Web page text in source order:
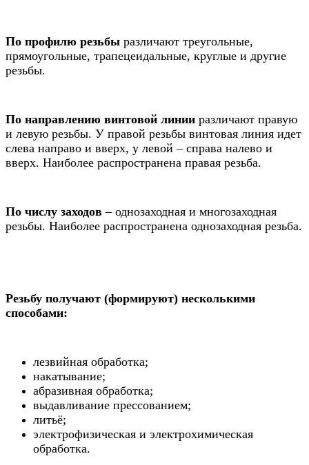
По профилю резьбы различают треугольные,
прямоугольные, трапецеидальные, круглые и другие
резьбы.
По направлению винтовой линии различают правую
и левую резьбы. У правой резьбы винтовая линия идет
слева направо и вверх, у левой – справа налево и
вверх. Наиболее распространена правая резьба.
По числу заходов – однозаходная и многозаходная
резьбы. Наиболее распространена однозаходная резьба.
Резьбу получают (формируют) несколькими
способами:
лезвийная обработка;
накатывание;
абразивная обработка;
выдавливание прессованием;
литьё;
электрофизическая и электрохимическая
обработка.